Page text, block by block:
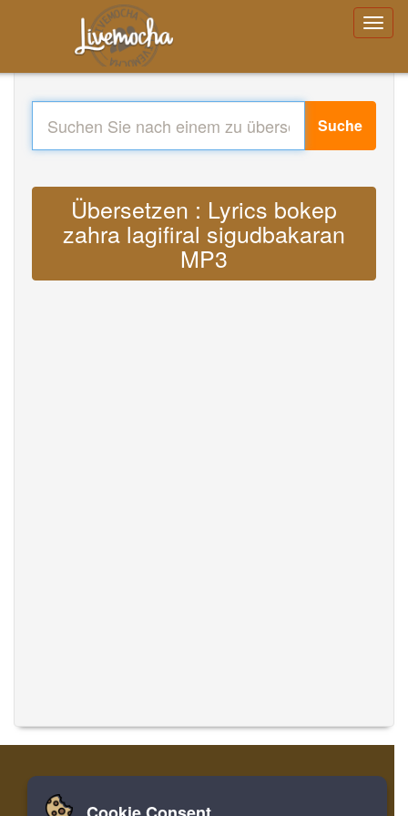
Suche
Übersetzen : Lyrics bokep
zahra lagifiral sigudbakaran
MP3